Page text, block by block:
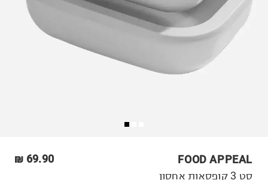
FOOD APPEAL
69.90 ₪
סט 3 קופסאות אחסון